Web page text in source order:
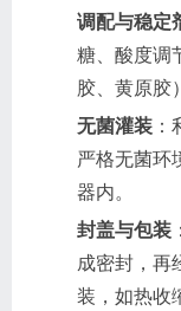
调配与稳定
糖、酸度调
胶、黄原胶
无菌灌装
严格无菌环
器内。
封盖与包装
成密封，再
装，如热收